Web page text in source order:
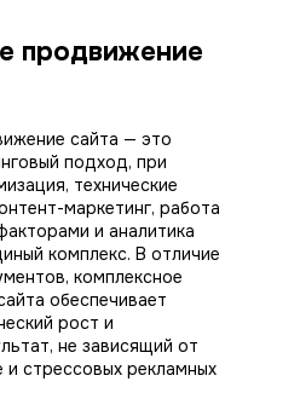
продвижение
сайта — это
подход, при
технические
маркетинг, работа
и аналитика
комплекс. В отличие
комплексное
обеспечивает
рост и
не зависящий от
и стрессовых рекламных